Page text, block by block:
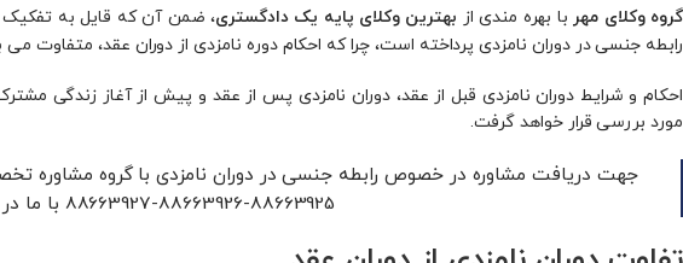
گروه وکلای مهربا بهره مندی از بهترین وکلای پایه یک دادگستری، ضمن آن که قایل به تفکیک
رابطه جنسی در دوران نامزدی پرداخته است، چرا که احکام دوره نامزدی از دوران عقد، متفاوت می‌
احکام و شرایط دوران نامزدی قبل از عقد، دوران نامزدی پس از عقد و پیش از آغاز زندگی
مورد بررسی قرار خواهد گرفت.
جهت دریافت مشاوره در خصوص رابطه جنسی در دوران نامزدی با گروه مشاوره
88663925-88663926-88663927 با ما در ارتباط باشید.